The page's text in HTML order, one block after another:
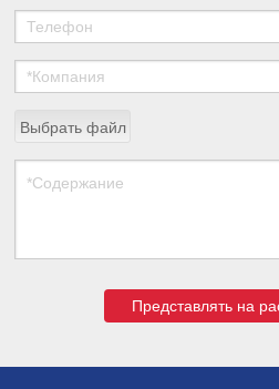
Выбрать файл
Представлять на